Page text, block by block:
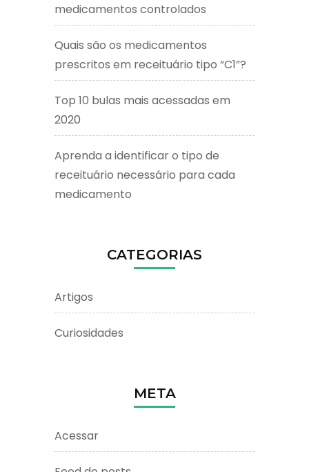
medicamentos controlados
Quais são os medicamentos
prescritos em receituário tipo “C1”?
Top 10 bulas mais acessadas em
2020
Aprenda a identificar o tipo de
receituário necessário para cada
medicamento
CATEGORIAS
Artigos
Curiosidades
META
Acessar